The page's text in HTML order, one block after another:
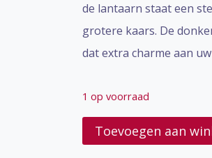
de lantaarn staat een
grotere kaars. De
dat extra charme aan
1 op voorraad
Lantaarn
Theo
Toevoegen aan